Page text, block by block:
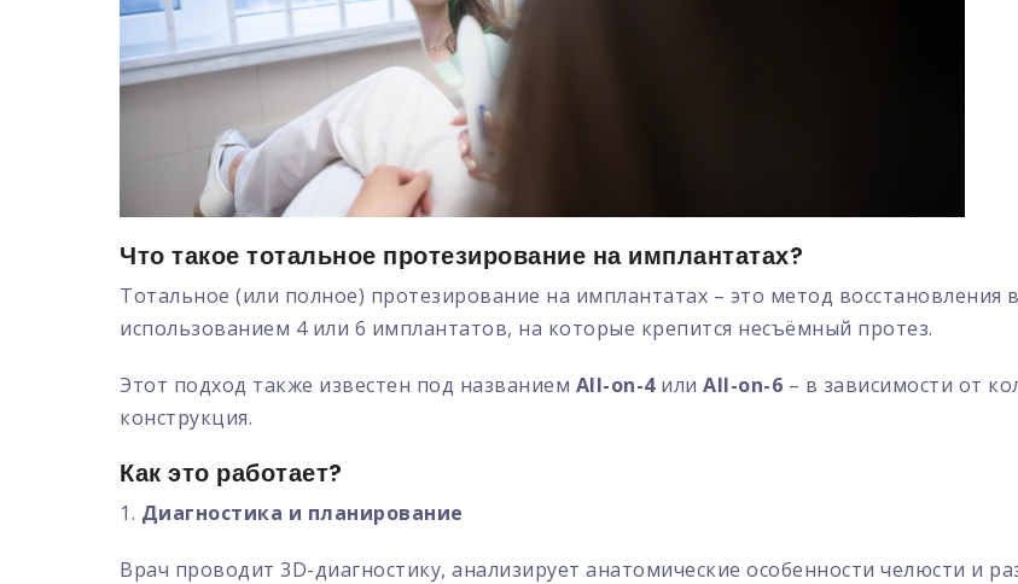
Что такое тотальное протезирование на имплантатах?
Тотальное (или полное) протезирование на имплантатах – это метод восстановления
использованием 4 или 6 имплантатов, на которые крепится несъёмный протез.
Этот подход также известен под названием All-on-4или All-on-6 – в зависимости от
конструкция.
Как это работает?
1. Диагностика и планирование
Врач проводит 3D-диагностику, анализирует анатомические особенности челюсти и